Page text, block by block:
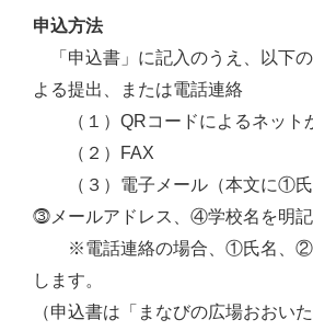
申込方法
「申込書」に記入のうえ、以下
よる提出、または電話連絡
（１）QRコードによるネット
（２）FAX
（３）電子メール（本文に①氏
⓷メールアドレス、④学校名を明記
※電話連絡の場合、①氏名、②
します。
（申込書は「まなびの広場おおい